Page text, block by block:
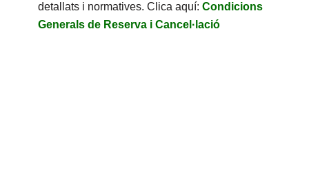
detallats i normatives. Clica aquí: Condicions
Generals de Reserva i Cancel·lació